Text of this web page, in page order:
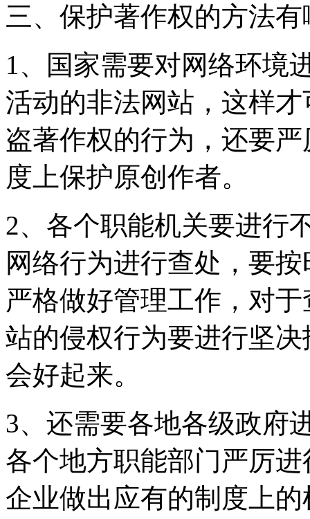
三、保护著作权的方法
1、国家需要对网络环境
活动的非法网站，这样
盗著作权的行为，还要
度上保护原创作者。
2、各个职能机关要进行
网络行为进行查处，要
严格做好管理工作，对
站的侵权行为要进行坚
会好起来。
3、还需要各地各级政府
各个地方职能部门严厉
企业做出应有的制度上